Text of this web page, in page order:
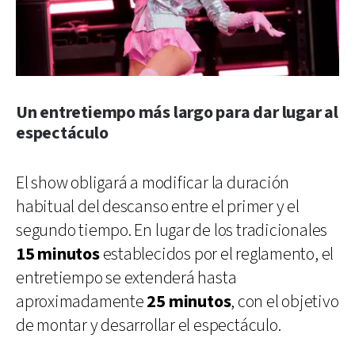
Un entretiempo más largo para dar lugar al
espectáculo
El show obligará a modificar la duración
habitual del descanso entre el primer y el
segundo tiempo. En lugar de los tradicionales
15 minutosestablecidos por el reglamento, el
entretiempo se extenderá hasta
aproximadamente25 minutos, con el objetivo
de montar y desarrollar el espectáculo.